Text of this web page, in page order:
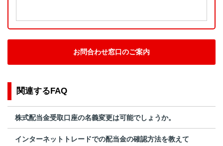
お問合わせ窓口のご案内
関連するFAQ
株式配当金受取口座の名義変更は可能でしょうか。
インターネットトレードでの配当金の確認方法を教えて